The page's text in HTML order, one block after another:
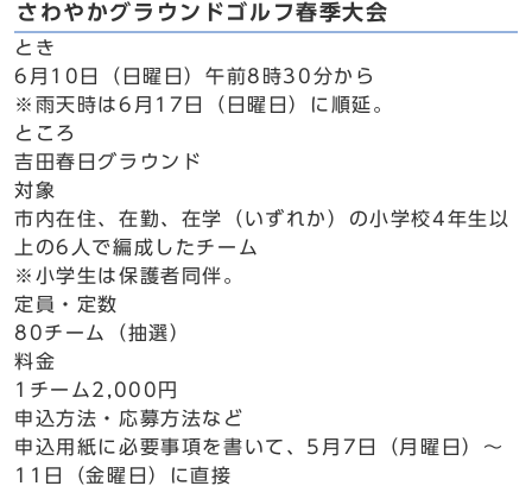
さわやかグラウンドゴルフ春季大会
とき
6月10日（日曜日）午前8時30分から
※雨天時は6月17日（日曜日）に順延。
ところ
吉田春日グラウンド
対象
市内在住、在勤、在学（いずれか）の小学校4年生以
上の6人で編成したチーム
※小学生は保護者同伴。
定員・定数
80チーム（抽選）
料金
1チーム2,000円
申込方法・応募方法など
申込用紙に必要事項を書いて、5月7日（月曜日）～
11日（金曜日）に直接